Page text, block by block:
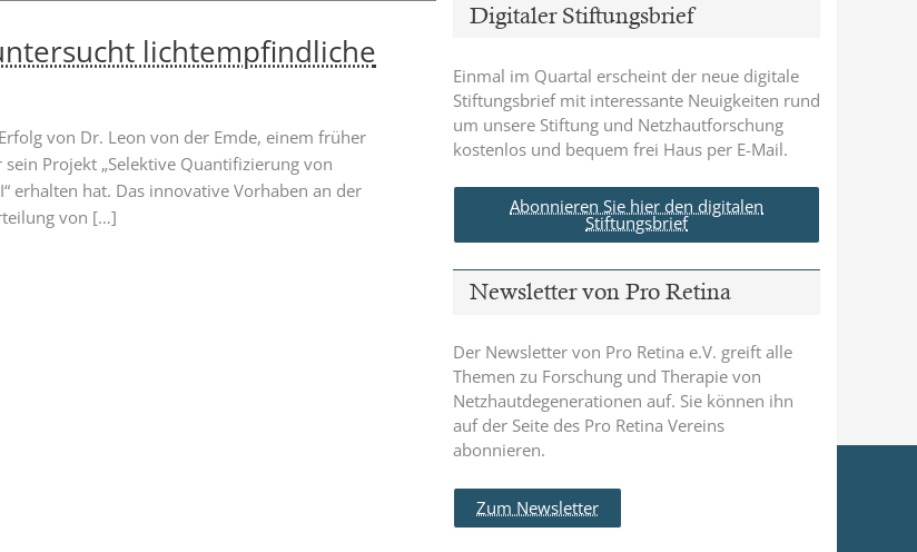
lichtempfindliche
von Dr. Leon von der Emde, einem früher
Projekt „Selektive Quantifizierung von
erhalten hat. Das innovative Vorhaben an der
von […]
Digitaler Stiftungsbrief
Einmal im Quartal erscheint der neue digitale
Stiftungsbrief mit interessante Neuigkeiten rund
um unsere Stiftung und Netzhautforschung
kostenlos und bequem frei Haus per E-Mail.
Abonnieren Sie hier den digitalen
Stiftungsbrief
Newsletter von Pro Retina
Der Newsletter von Pro Retina e.V. greift alle
Themen zu Forschung und Therapie von
Netzhautdegenerationen auf. Sie können ihn
auf der Seite des Pro Retina Vereins
abonnieren.
Zum Newsletter